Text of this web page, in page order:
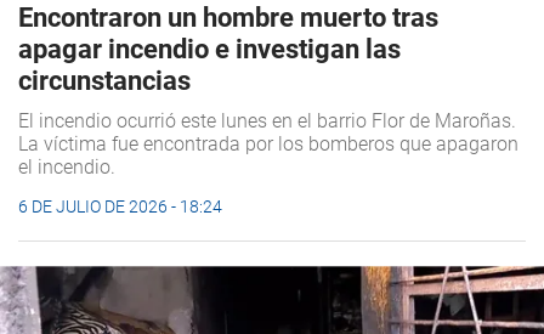
Encontraron un hombre muerto tras
apagar incendio e investigan las
circunstancias
El incendio ocurrió este lunes en el barrio Flor de Maroñas.
La víctima fue encontrada por los bomberos que apagaron
el incendio.
6 DE JULIO DE 2026 - 18:24